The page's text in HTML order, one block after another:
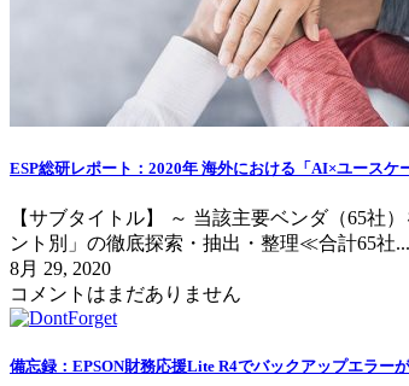
ESP総研レポート：2020年 海外における「AI×ユースケ
【サブタイトル】 ～ 当該主要ベンダ（65
ント別」の徹底探索・抽出・整理≪合計65社...
8月 29, 2020
コメントはまだありません
備忘録：EPSON財務応援Lite R4でバックアップエラー